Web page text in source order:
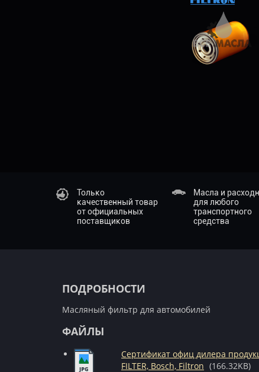
Только
качественный товар
от официальных
поставщиков
Масла и
для любого
транспортного
средства
ПОДРОБНОСТИ
Масляный фильтр для автомобилей
ФАЙЛЫ
Сертификат офиц дилера
FILTER, Bosch, Filtron (166.32KB)